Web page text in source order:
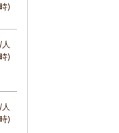
)
)
)